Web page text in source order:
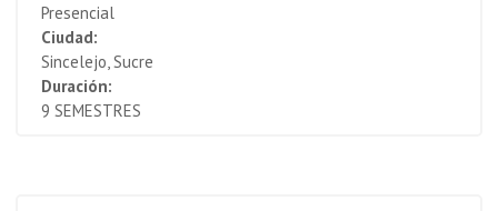
Presencial
Ciudad:
Sincelejo, Sucre
Duración:
9 SEMESTRES